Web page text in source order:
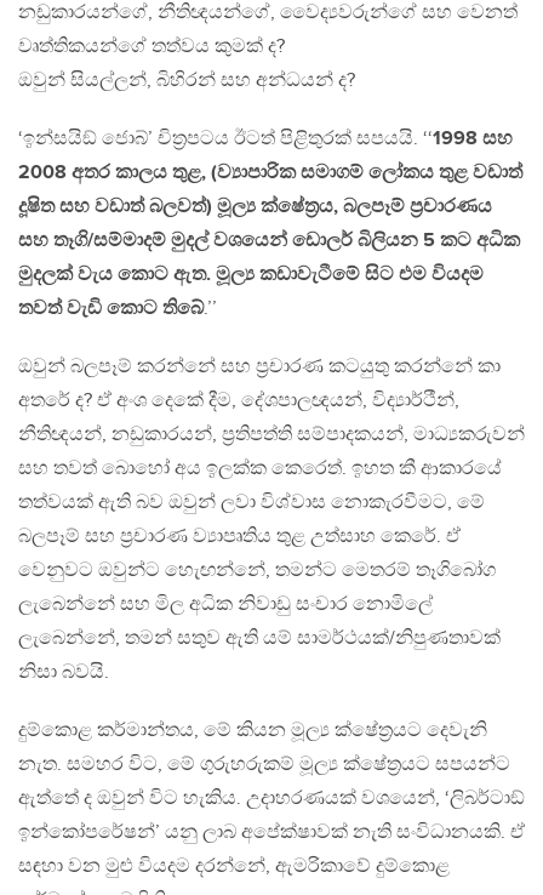
නඩුකාරයන්ගේ, නීතිඥයන්ගේ, වෛද්‍යවරුන්ගේ සහ වෙනත්
වෘත්තිකයන්ගේ තත්වය කුමක් ද?
ඔවුන් සියල්ලන්, බිහිරන් සහ අන්ධයන් ද?
‘ඉන්සයිඞ් ජොබ්’ චිත‍්‍රපටය ඊටත් පිළිතුරක් සපයයි. ‘‘1998 සහ
2008 අතර කාලය තුළ, (ව්‍යාපාරික සමාගම් ලෝකය තුළ වඩාත්
දූෂිත සහ වඩාත් බලවත්) මූල්‍ය ක්ෂේත‍්‍රය, බලපෑම් ප‍්‍රචාරණය
සහ තෑගි/සම්මාදම් මුදල් වශයෙන් ඩොලර් බිලියන 5 කට අධික
මුදලක් වැය කොට ඇත. මූල්‍ය කඩාවැටීමේ සිට එම වියදම
තවත් වැඩි කොට තිබේ.’’
ඔවුන් බලපෑම් කරන්නේ සහ ප‍්‍රචාරණ කටයුතු කරන්නේ කා
අතරේ ද? ඒ අංශ දෙකේ දීම, දේශපාලඥයන්, විද්‍යාර්ථීන්,
නීතිඥයන්, නඩුකාරයන්, ප‍්‍රතිපත්ති සම්පාදකයන්, මාධ්‍යකරුවන්
සහ තවත් බොහෝ අය ඉලක්ක කෙරෙත්. ඉහත කී ආකාරයේ
තත්වයක් ඇති බව ඔවුන් ලවා විශ්වාස නොකැරවීමට, මේ
බලපෑම් සහ ප‍්‍රචාරණ ව්‍යාපෘතිය තුළ උත්සාහ කෙරේ. ඒ
වෙනුවට ඔවුන්ට හැෙඟන්නේ, තමන්ට මෙතරම් තෑගිබෝග
ලැබෙන්නේ සහ මිල අධික නිවාඩු සංචාර නොමිලේ
ලැබෙන්නේ, තමන් සතුව ඇති යම් සාමර්ථයක්/නිපුණතාවක්
නිසා බවයි.
දුම්කොළ කර්මාන්තය, මේ කියන මූල්‍ය ක්ෂේත‍්‍රයට දෙවැනි
නැත. සමහර විට, මේ ගුරුහරුකම් මූල්‍ය ක්ෂේත‍්‍රයට සපයන්ට
ඇත්තේ ද ඔවුන් විට හැකිය. උදාහරණයක් වශයෙන්, ‘ලිබර්ටාඞ්
ඉන්කෝපරේෂන්’ යනු ලාබ අපේක්ෂාවක් නැති සංවිධානයකි. ඒ
සඳහා වන මුළු වියදම දරන්නේ, ඇමරිකාවේ දුම්කොළ